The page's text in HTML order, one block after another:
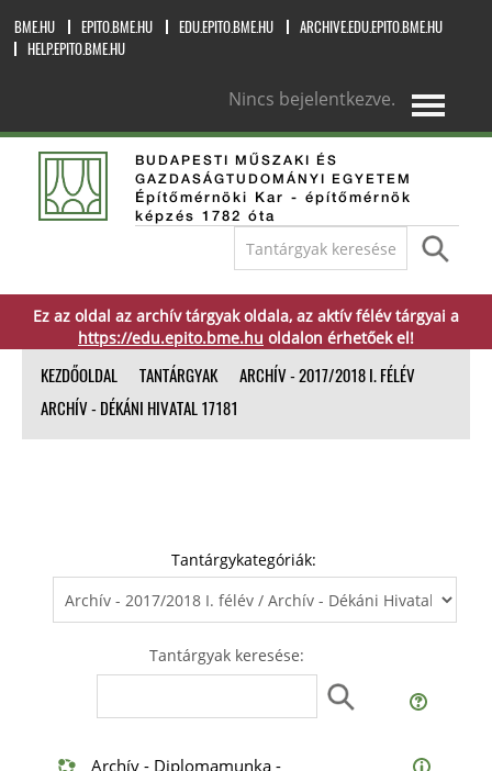
BME.HU EPITO.BME.HU EDU.EPITO.BME.HU
ARCHIVE.EDU.EPITO.BME.HU
HELP.EPITO.BME.HU
Nincs bejelentkezve.
BUDAPESTI MŰSZAKI ÉS
GAZDASÁGTUDOMÁNYI EGYETEM
Építőmérnöki Kar - építőmérnök
képzés 1782 óta
Ez az oldal az archív tárgyak oldala, az aktív félév tárgyai a
https://edu.epito.bme.hu oldalon érhetőek el!
KEZDŐOLDAL TANTÁRGYAK
ARCHÍV - 2017/2018 I. FÉLÉV
ARCHÍV - DÉKÁNI HIVATAL 17181
Tantárgykategóriák:
Tantárgyak keresése:
Archív - Diplomamunka -